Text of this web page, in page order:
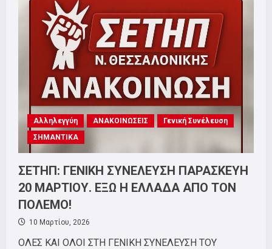
ΤΡΙΤΗ
9
ΙΟΥΝΙΟΥ
Αλληλεγγύη ΑΝΑΚΟΙΝΩΣΕΙΣ
Γενική Συνέλευση
ΣΗΜΑΝΤΙΚΑ
ΣΕΤΗΠ: ΓΕΝΙΚΗ ΣΥΝΕΛΕΥΣΗ ΠΑΡΑΣΚΕΥΗ
20 ΜΑΡΤΙΟΥ. ΕΞΩ Η ΕΛΛΑΔΑ ΑΠΟ ΤΟΝ
ΠΟΛΕΜΟ!
10 Μαρτίου, 2026
ΟΛΕΣ ΚΑΙ ΟΛΟΙ ΣΤΗ ΓΕΝΙΚΗ ΣΥΝΕΛΕΥΣΗ ΤΟΥ